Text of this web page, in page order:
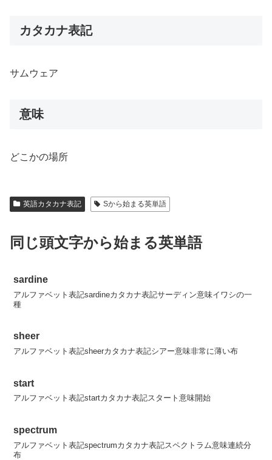
カタカナ表記
サムウェア
意味
どこかの場所
英語カタカナ表記 Sから始まる英単語
同じ頭文字から始まる英単語
sardine
アルファベット表記sardineカタカナ表記サーディン意味イワシの一
種
sheer
アルファベット表記sheerカタカナ表記シアー意味非常に薄い布
start
アルファベット表記startカタカナ表記スタート意味開始
spectrum
アルファベット表記spectrumカタカナ表記スペクトラム意味連続分
布